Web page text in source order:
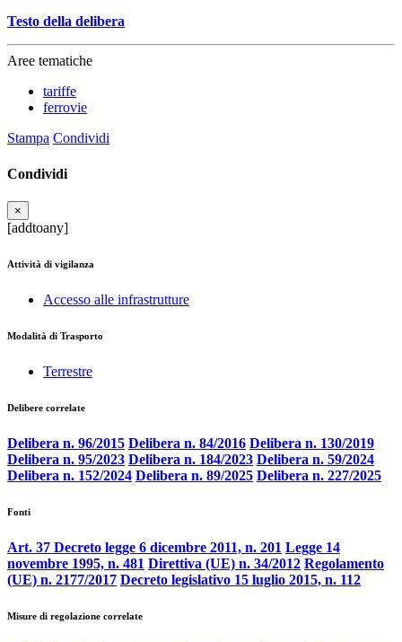
Testo della delibera
Aree tematiche
tariffe
ferrovie
Stampa Condividi
Condividi
×
[addtoany]
Attività di vigilanza
Accesso alle infrastrutture
Modalità di Trasporto
Terrestre
Delibere correlate
Delibera n. 96/2015 Delibera n. 84/2016 Delibera n. 130/2019
Delibera n. 95/2023 Delibera n. 184/2023 Delibera n. 59/2024
Delibera n. 152/2024 Delibera n. 89/2025 Delibera n. 227/2025
Fonti
Art. 37 Decreto legge 6 dicembre 2011, n. 201 Legge 14
novembre 1995, n. 481 Direttiva (UE) n. 34/2012 Regolamento
(UE) n. 2177/2017 Decreto legislativo 15 luglio 2015, n. 112
Misure di regolazione correlate